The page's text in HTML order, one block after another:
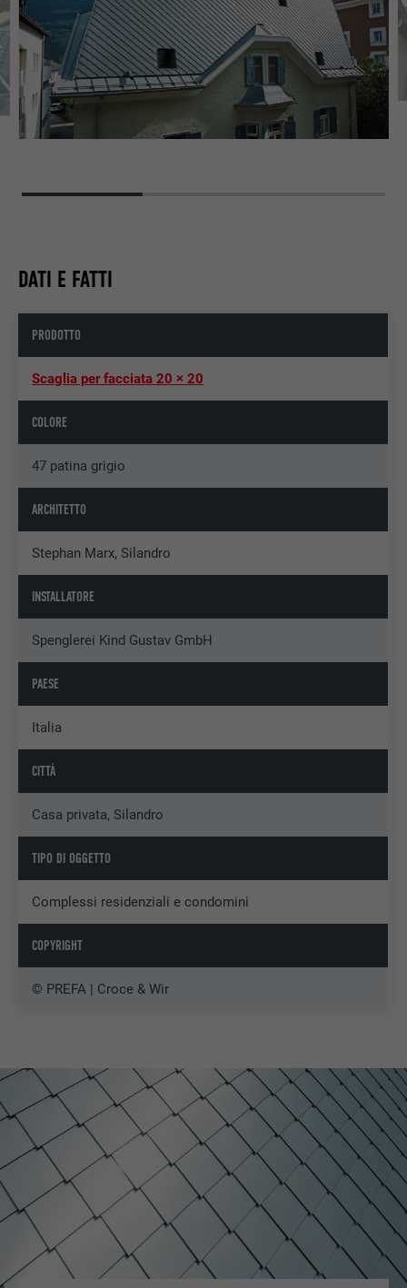
DATI E FATTI
PRODOTTO
Scaglia per facciata 20 × 20
COLORE
47 patina grigio
ARCHITETTO
Stephan Marx, Silandro
INSTALLATORE
Spenglerei Kind Gustav GmbH
PAESE
Italia
CITTÀ
Casa privata, Silandro
TIPO DI OGGETTO
Complessi residenziali e condomini
COPYRIGHT
© PREFA | Croce & Wir